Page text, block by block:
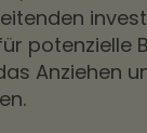
potenzielle
Anziehen